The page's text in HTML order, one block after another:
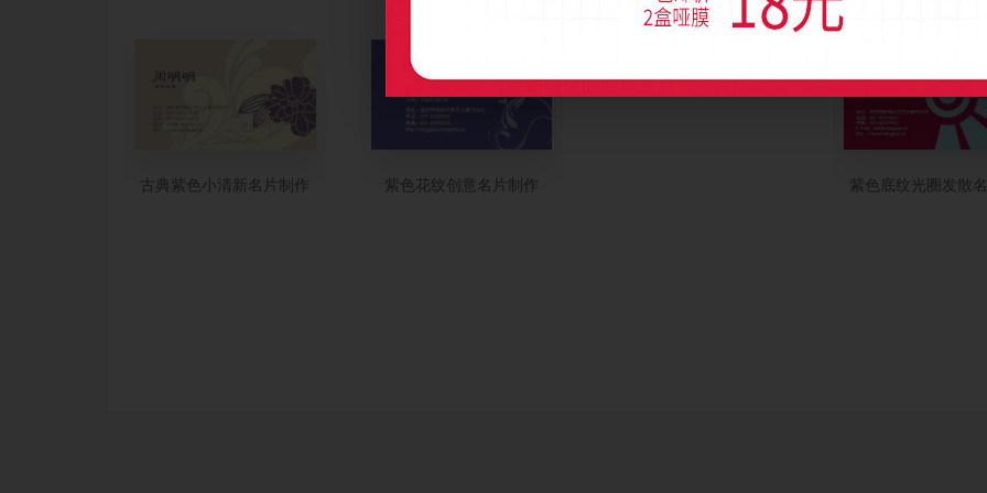
古典紫色小清新名片制作 紫色花纹创意名片制作 紫色底纹光圈发散